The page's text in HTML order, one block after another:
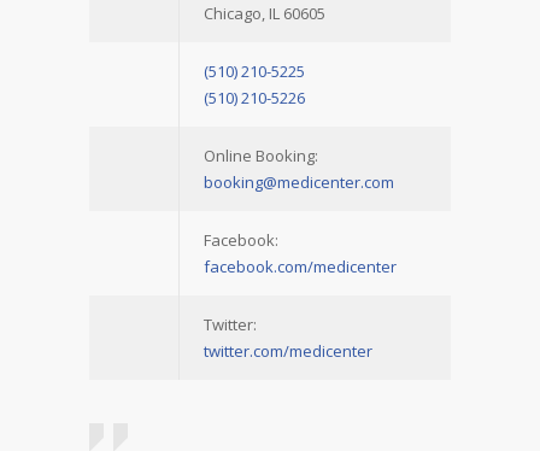
Chicago, IL 60605
(510) 210-5225
(510) 210-5226
Online Booking:
booking@medicenter.com
Facebook:
facebook.com/medicenter
Twitter:
twitter.com/medicenter